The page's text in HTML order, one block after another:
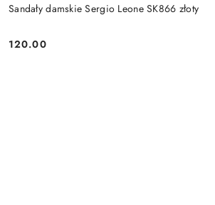
Sandały damskie Sergio Leone SK866 złoty
Cena:
120.00